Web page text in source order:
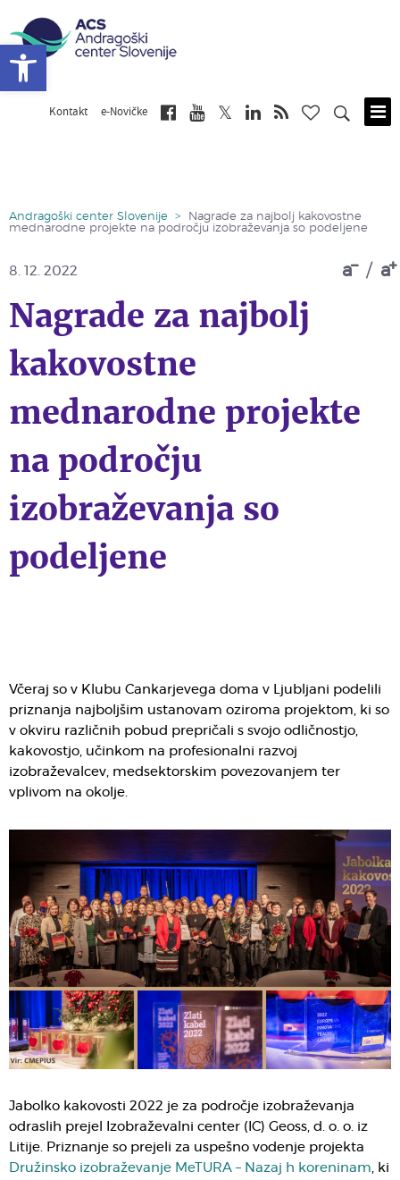
Kontakt e-Novičke
Andragoški center Slovenije >
Nagrade za najbolj kakovostne
mednarodne projekte na področju izobraževanja so podeljene
a / a
8. 12. 2022
Nagrade za najbolj
kakovostne
mednarodne projekte
na področju
izobraževanja so
podeljene
Včeraj so v Klubu Cankarjevega doma v Ljubljani podelili
priznanja najboljšim ustanovam oziroma projektom, ki so
v okviru različnih pobud prepričali s svojo odličnostjo,
kakovostjo, učinkom na profesionalni razvoj
izobraževalcev, medsektorskim povezovanjem ter
vplivom na okolje.
Jabolko kakovosti 2022 je za področje izobraževanja
odraslih prejel Izobraževalni center (IC) Geoss, d. o. o. iz
Litije. Priznanje so prejeli za uspešno vodenje projekta
Družinsko izobraževanje MeTURA – Nazaj h koreninam , ki
Open toolbar